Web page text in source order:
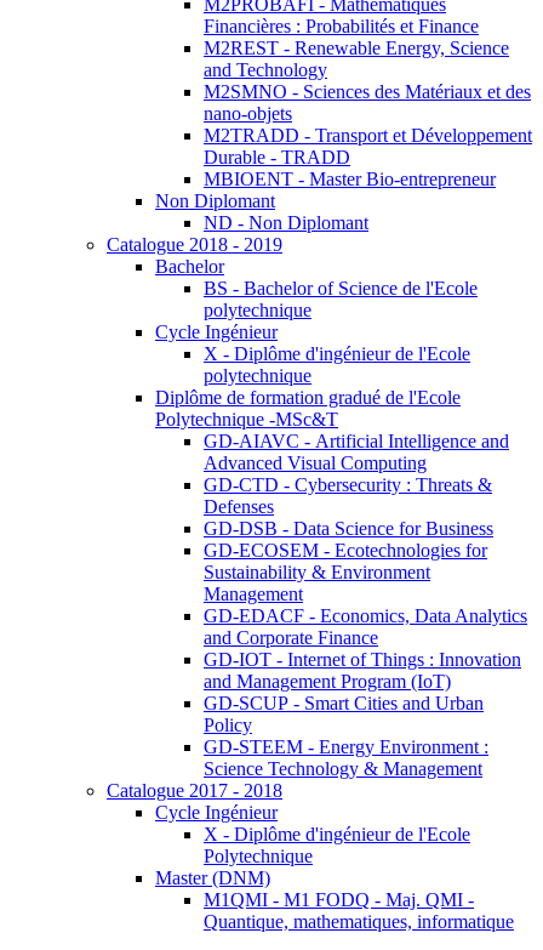
M2PROBAFI - Mathématiques
Financières : Probabilités et Finance
M2REST - Renewable Energy, Science
and Technology
M2SMNO - Sciences des Matériaux et des
nano-objets
M2TRADD - Transport et Développement
Durable - TRADD
MBIOENT - Master Bio-entrepreneur
Non Diplomant
ND - Non Diplomant
Catalogue 2018 - 2019
Bachelor
BS - Bachelor of Science de l'Ecole
polytechnique
Cycle Ingénieur
X - Diplôme d'ingénieur de l'Ecole
polytechnique
Diplôme de formation gradué de l'Ecole
Polytechnique -MSc&T
GD-AIAVC - Artificial Intelligence and
Advanced Visual Computing
GD-CTD - Cybersecurity : Threats &
Defenses
GD-DSB - Data Science for Business
GD-ECOSEM - Ecotechnologies for
Sustainability & Environment
Management
GD-EDACF - Economics, Data Analytics
and Corporate Finance
GD-IOT - Internet of Things : Innovation
and Management Program (IoT)
GD-SCUP - Smart Cities and Urban
Policy
GD-STEEM - Energy Environment :
Science Technology & Management
Catalogue 2017 - 2018
Cycle Ingénieur
X - Diplôme d'ingénieur de l'Ecole
Polytechnique
Master (DNM)
M1QMI - M1 FODQ - Maj. QMI -
Quantique, mathematiques, informatique